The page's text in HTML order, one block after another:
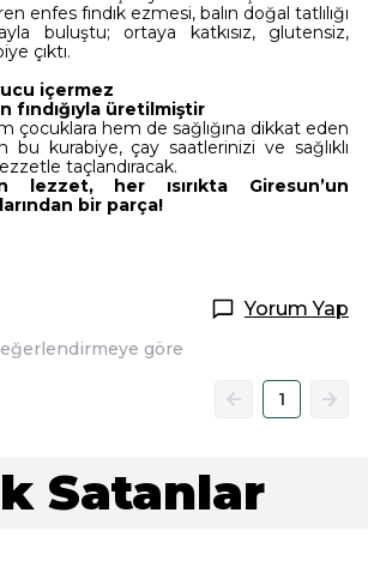
enfes fındık ezmesi, balın doğal tatlılığı
buluştu; ortaya katkısız, glutensiz,
çıktı.
içermez
fındığıyla üretilmiştir
çocuklara hem de sağlığına dikkat eden
bu kurabiye, çay saatlerinizi ve sağlıklı
lezzetle taçlandıracak.
lezzet, her ısırıkta Giresun’un
bir parça!
Yorum Yap
göre
1
Satanlar